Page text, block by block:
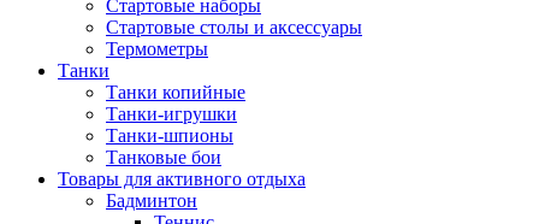
Стартовые наборы
Стартовые столы и аксессуары
Термометры
Танки
Танки копийные
Танки-игрушки
Танки-шпионы
Танковые бои
Товары для активного отдыха
Бадминтон